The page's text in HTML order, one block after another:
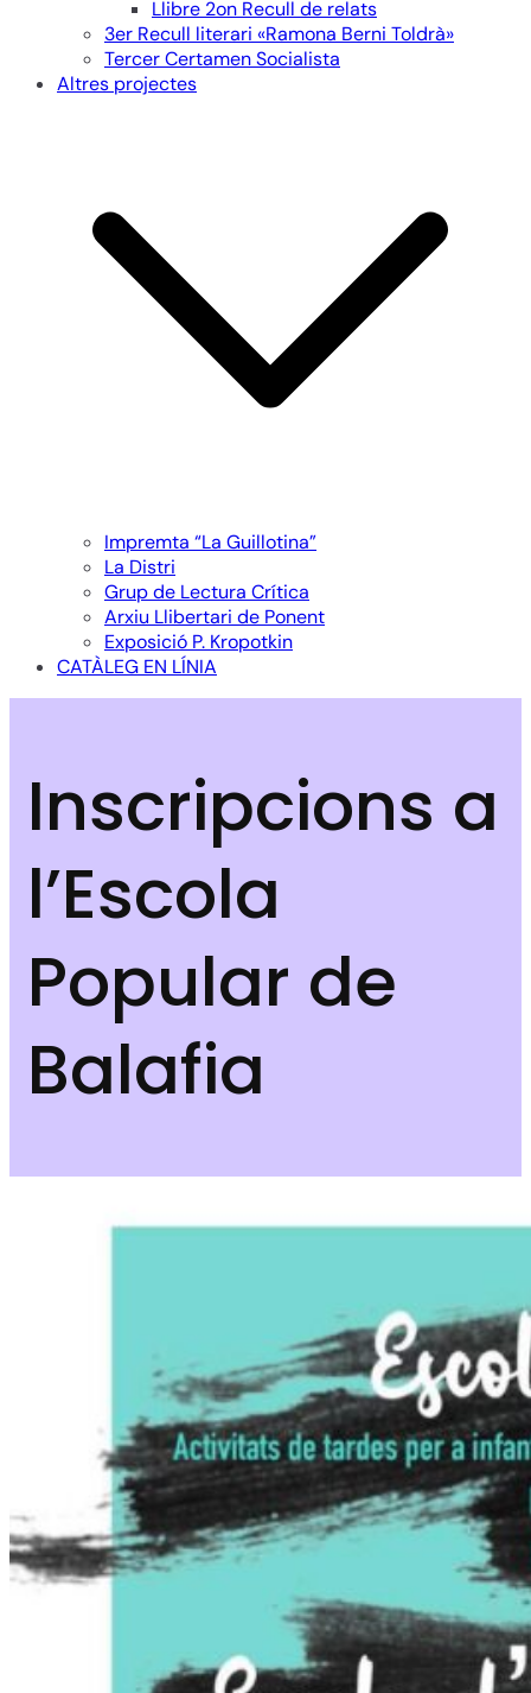
Llibre 2on Recull de relats
3er Recull literari «Ramona Berni Toldrà»
Tercer Certamen Socialista
Altres projectes
Impremta “La Guillotina”
La Distri
Grup de Lectura Crítica
Arxiu Llibertari de Ponent
Exposició P. Kropotkin
CATÀLEG EN LÍNIA
Inscripcions a
l’Escola
Popular de
Balafia